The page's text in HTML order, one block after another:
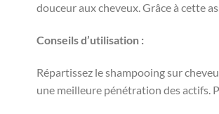
douceur aux cheveux. Grâce à cette
Conseils d’utilisation :
Répartissez le shampooing sur
une meilleure pénétration des actifs.